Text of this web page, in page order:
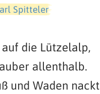
Spitteler
die Lützelalp,
allenthalb.
und Waden nackt